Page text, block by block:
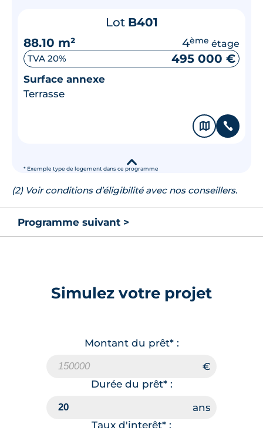
* Exemple type de logement dans ce programme
Lot B401
88.10 m²
4ème étage
TVA 20% 495 000 €
Surface annexe
Terrasse
🗞 📞
▾
(2) Voir conditions d’éligibilité avec nos conseillers.
Programme suivant >
Simulez votre projet
Montant du prêt* :
Durée du prêt* :
Taux d'interêt* :